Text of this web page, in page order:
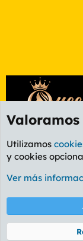
Etiquetas
Cookies
PL
Utilizamos
y cookies
Ver más